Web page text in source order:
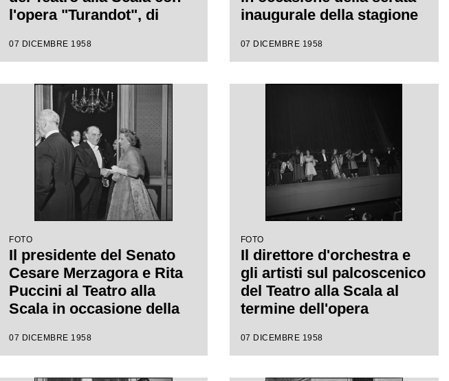
l'opera "Turandot", di
da Antonino Votto con la
Wallmann
07 DICEMBRE 1958
inaugurale della stagione
l'opera "Turandot" di
da Antonino Votto con la
07 DICEMBRE 1958
FOTO
Il presidente del Senato
Cesare Merzagora e Rita
Puccini al Teatro alla
Scala in occasione della
stagione lirica 1958-1959
07 DICEMBRE 1958
FOTO
Il direttore d'orchestra e
gli artisti sul palcoscenico
del Teatro alla Scala al
termine dell'opera
Puccini, diretta da
07 DICEMBRE 1958